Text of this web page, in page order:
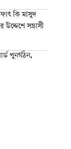
কি মাসুদ
উদ্দেশে সন্ত্রাসী
পুনর্গঠন,